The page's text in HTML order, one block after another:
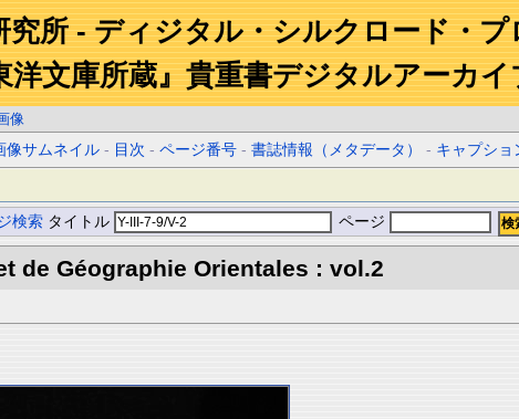
究所 - ディジタル・シルクロード・
洋文庫所蔵』貴重書デジタルアーカイ
像
像サムネイル - 目次 -ページ番号 -書誌情報（メタデータ） - キャプショ
検索 タイトル ページ
de Géographie Orientales : vol.2